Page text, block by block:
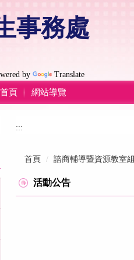
事務處
by
Translate
頁 網站導覽
:::
首頁 諮商輔導暨資源教室組
活動公告